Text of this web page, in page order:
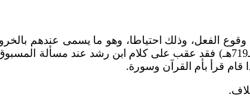
الفعل، وذلك احتياطا، وهو ما يسمى عندهم
مراعاة الخلاف، ومن هؤلاء أبو الحسن علي بن عبد الحق الزرويلي المعروف بالمغربي
قام قرأ بأم القرآن وسورة.